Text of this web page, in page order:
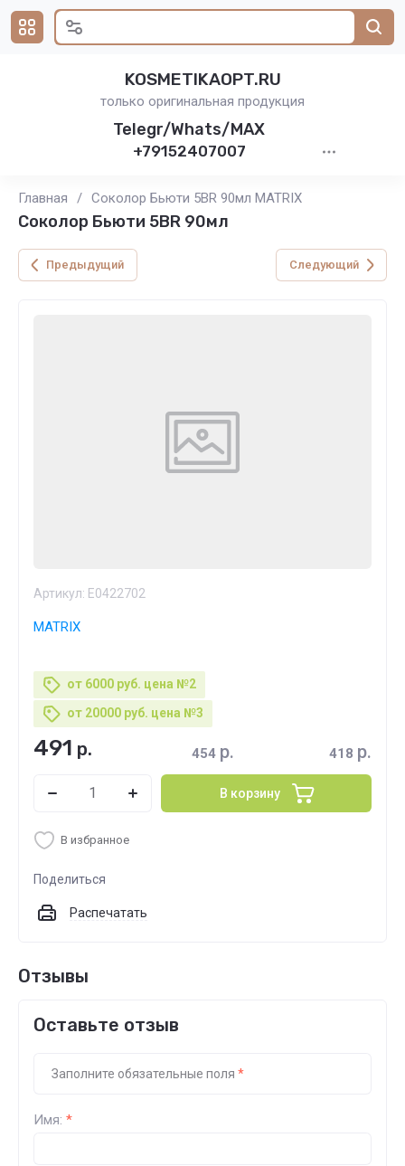
KOSMETIKAOPT.RU
только оригинальная продукция
Telegr/Whats/MAX
+79152407007
Главная / Соколор Бьюти 5BR 90мл MATRIX
Соколор Бьюти 5BR 90мл
Предыдущий Следующий
Артикул: E0422702
MATRIX
от 6000 руб. цена №2
от 20000 руб. цена №3
491 р. 454 р. 418 р.
В корзину
В избранное
Поделиться
Распечатать
Отзывы
Оставьте отзыв
Заполните обязательные поля *
Имя: *